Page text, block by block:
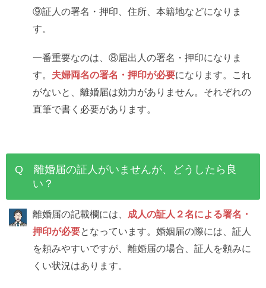
⑨証人の署名・押印、住所、本籍地などになりま
す。
一番重要なのは、⑧届出人の署名・押印になりま
す。 夫婦両名の署名・押印が必要になります。これ
がないと、離婚届は効力がありません。それぞれの
直筆で書く必要があります。
Q 離婚届の証人がいませんが、どうしたら良
い？
離婚届の記載欄には、 成人の証人２名による署名・
押印が必要となっています。婚姻届の際には、証人
を頼みやすいですが、離婚届の場合、証人を頼みに
くい状況はあります。